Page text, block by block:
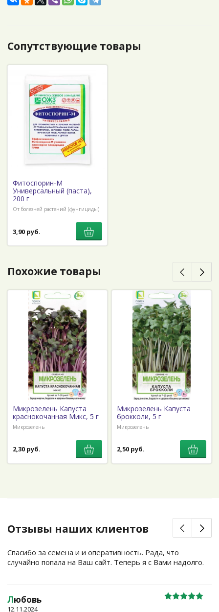
Сопутствующие товары
Фитоспорин-М
Универсальный (паста),
200 г
От болезней растений (фунгициды)
3,90 руб.
Похожие товары
Микрозелень Капуста
краснокочанная Микс, 5 г
Микрозелень
2,30 руб.
Микрозелень Капуста
брокколи, 5 г
Микрозелень
2,50 руб.
Отзывы наших клиентов
Спасибо за семена и и оперативность. Рада, что
случайно попала на Ваш сайт. Теперь я с Вами надолго.
Любовь
12.11.2024